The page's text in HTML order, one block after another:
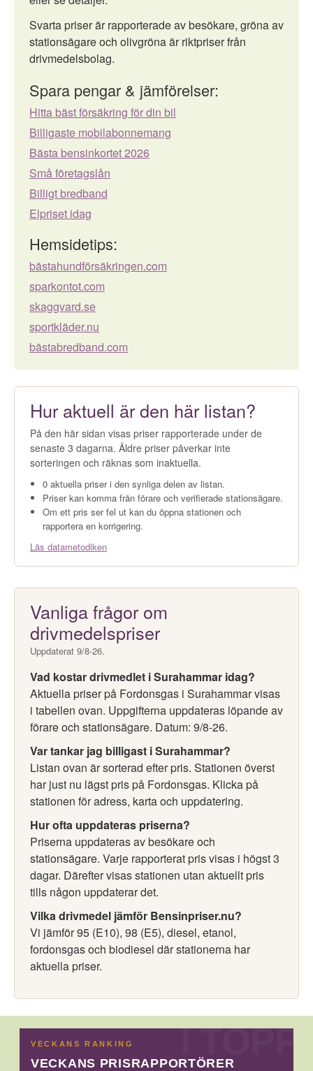
Svarta priser är rapporterade av besökare, gröna av
stationsägare och olivgröna är riktpriser från
drivmedelsbolag.
Spara pengar & jämförelser:
Hitta bäst försäkring för din bil
Billigaste mobilabonnemang
Bästa bensinkortet 2026
Små företagslån
Billigt bredband
Elpriset idag
Hemsidetips:
bästahundförsäkringen.com
sparkontot.com
skaggvard.se
sportkläder.nu
bästabredband.com
Hur aktuell är den här listan?
På den här sidan visas priser rapporterade under de
senaste 3 dagarna. Äldre priser påverkar inte
sorteringen och räknas som inaktuella.
0 aktuella priser i den synliga delen av listan.
Priser kan komma från förare och verifierade stationsägare.
Om ett pris ser fel ut kan du öppna stationen och
rapportera en korrigering.
Läs datametodiken
Vanliga frågor om
drivmedelspriser
Uppdaterat 9/8-26.
Vad kostar drivmedlet i Surahammar idag?
Aktuella priser på Fordonsgas i Surahammar visas
i tabellen ovan. Uppgifterna uppdateras löpande av
förare och stationsägare. Datum: 9/8-26.
Var tankar jag billigast i Surahammar?
Listan ovan är sorterad efter pris. Stationen överst
har just nu lägst pris på Fordonsgas. Klicka på
stationen för adress, karta och uppdatering.
Hur ofta uppdateras priserna?
Priserna uppdateras av besökare och
stationsägare. Varje rapporterat pris visas i högst 3
dagar. Därefter visas stationen utan aktuellt pris
tills någon uppdaterar det.
Vilka drivmedel jämför Bensinpriser.nu?
Vi jämför 95 (E10), 98 (E5), diesel, etanol,
fordonsgas och biodiesel där stationerna har
aktuella priser.
VECKANS RANKING
VECKANS PRISRAPPORTÖRER